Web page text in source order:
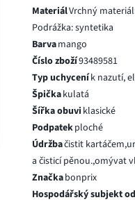
MateriálVrchný
Podrážka: syntetika
Barvamango
Číslo zboží93489581
Typ uchyceník nazutí,
Špičkakulatá
Šířka obuvi klasické
Podpatekploché
Údržbačistit
a čisticí pěnou.,omývat
Značkabonprix
Hospodářský subjekt